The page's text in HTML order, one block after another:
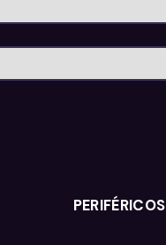
PERIFÉRICOS